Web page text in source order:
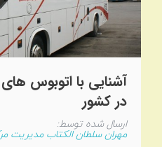
آشنایی با اتوبوس
در کشور
ارسال شده توسط:
مهران سلطان الکتاب مدیریت